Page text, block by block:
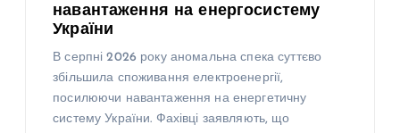
навантаження на енергосистему
України
В серпні 2026 року аномальна спека суттєво
збільшила споживання електроенергії,
посилюючи навантаження на енергетичну
систему України. Фахівці заявляють, що